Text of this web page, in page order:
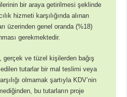
bir araya getirilmesi şeklinde
hizmeti karşılığında alınan
üzerinden genel oranda (%18)
gerekmektedir.
gerçek ve tüzel kişilerden bağış
tutarlar bir mal teslimi veya
olmamak şartıyla KDV’nin
bu tutarların proje